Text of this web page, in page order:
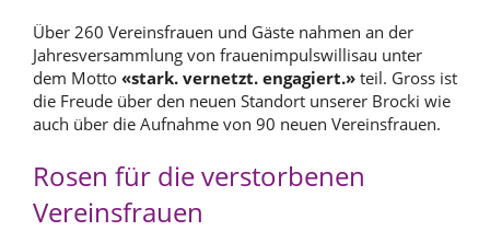
Über 260 Vereinsfrauen und Gäste nahmen an der
Jahresversammlung von frauenimpulswillisau unter
dem Motto «stark. vernetzt. engagiert.» teil. Gross ist
die Freude über den neuen Standort unserer Brocki wie
auch über die Aufnahme von 90 neuen Vereinsfrauen.
Rosen für die verstorbenen
Vereinsfrauen